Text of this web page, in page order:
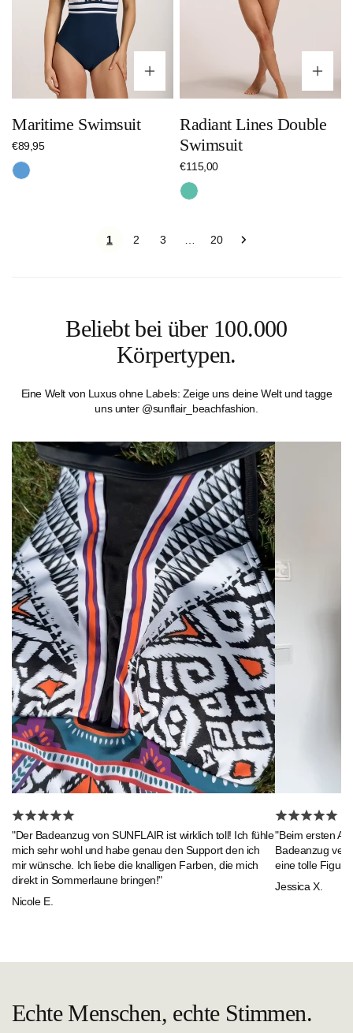
Optionen wählen
Maritime Swimsuit
Regulärer
Preis
€89,95
Blau
Radiant Lines Double
Swimsuit
Regulärer
Preis
€115,00
Türkis
1 2 3 … 20
Beliebt bei über 100.000
Körpertypen.
Eine Welt von Luxus ohne Labels: Zeige uns deine Welt und tagge
uns unter @sunflair_beachfashion.
"Der Badeanzug von SUNFLAIR ist wirklich toll! Ich fühle
mich sehr wohl und habe genau den Support den ich
mir wünsche. Ich liebe die knalligen Farben, die mich
direkt in Sommerlaune bringen!"
Nicole E.
"Beim ersten
Badeanzug
eine tolle Figur."
Jessica X.
Echte Menschen, echte Stimmen.